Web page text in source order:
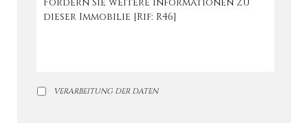
VERARBEITUNG DER DATEN